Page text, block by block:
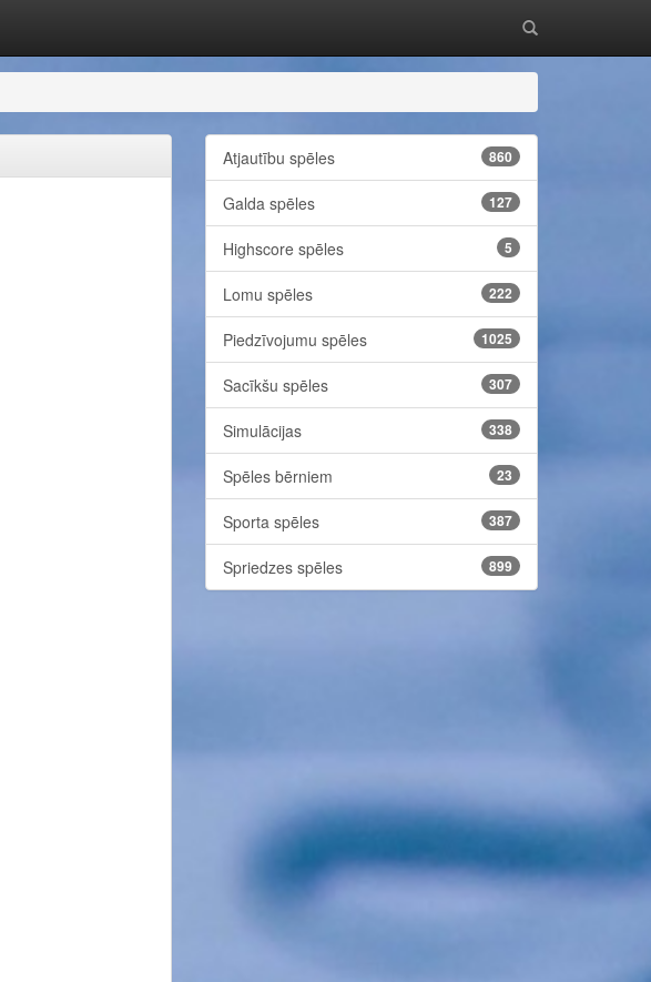
Atjautību spēles 860
Galda spēles 127
Highscore spēles 5
Lomu spēles 222
Piedzīvojumu spēles 1025
Sacīkšu spēles 307
Simulācijas 338
Spēles bērniem 23
Sporta spēles 387
Spriedzes spēles 899